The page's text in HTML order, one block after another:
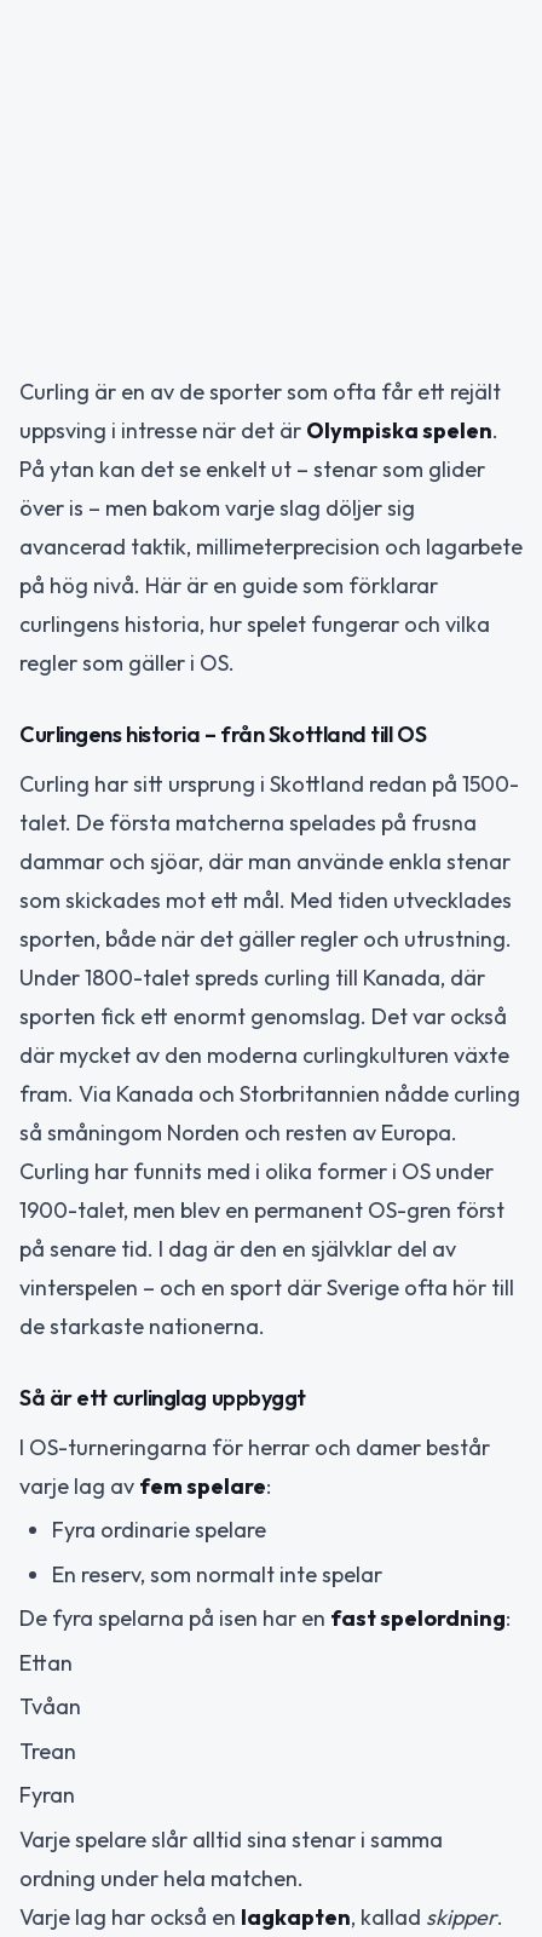
Curling är en av de sporter som ofta får ett rejält
uppsving i intresse när det är Olympiska spelen.
På ytan kan det se enkelt ut – stenar som glider
över is – men bakom varje slag döljer sig
avancerad taktik, millimeterprecision och lagarbete
på hög nivå. Här är en guide som förklarar
curlingens historia, hur spelet fungerar och vilka
regler som gäller i OS.
Curlingens historia – från Skottland till OS
Curling har sitt ursprung i Skottland redan på 1500-
talet. De första matcherna spelades på frusna
dammar och sjöar, där man använde enkla stenar
som skickades mot ett mål. Med tiden utvecklades
sporten, både när det gäller regler och utrustning.
Under 1800-talet spreds curling till Kanada, där
sporten fick ett enormt genomslag. Det var också
där mycket av den moderna curlingkulturen växte
fram. Via Kanada och Storbritannien nådde curling
så småningom Norden och resten av Europa.
Curling har funnits med i olika former i OS under
1900-talet, men blev en permanent OS-gren först
på senare tid. I dag är den en självklar del av
vinterspelen – och en sport där Sverige ofta hör till
de starkaste nationerna.
Så är ett curlinglag uppbyggt
I OS-turneringarna för herrar och damer består
varje lag av fem spelare:
Fyra ordinarie spelare
En reserv, som normalt inte spelar
De fyra spelarna på isen har en fast spelordning:
Ettan
Tvåan
Trean
Fyran
Varje spelare slår alltid sina stenar i samma
ordning under hela matchen.
Varje lag har också en lagkapten, kallad skipper.